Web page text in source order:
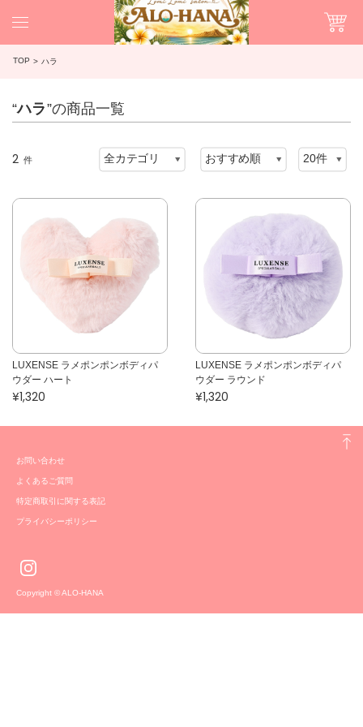
TOP ハラ
“ハラ”の商品一覧
2 件
LUXENSE ラメポンポンボディパ
ウダー ハート
¥1,320
LUXENSE ラメポンポンボディパ
ウダー ラウンド
¥1,320
お問い合わせ
よくあるご質問
特定商取引に関する表記
プライバシーポリシー
Copyright © ALO-HANA